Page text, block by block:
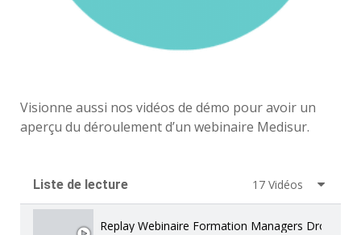
Visionne aussi nos vidéos de démo pour avoir un
aperçu du déroulement d’un webinaire Medisur.
Liste de lecture 17 Vidéos
Replay Webinaire Formation Managers Drogues